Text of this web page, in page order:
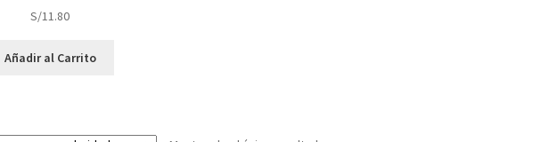
S/11.80
Añadir al Carrito